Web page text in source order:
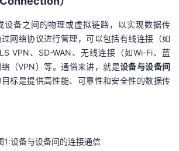
设备之间的物理或虚拟链路，以实现数据传
网络协议进行管理，可以包括有线连接（如
VPN、SD-WAN、无线连接（如Wi-Fi、蓝
（VPN）等。通俗来讲，就是设备与设备间
目标是提供高性能、可靠性和安全性的数据传
1:设备与设备间的连接通信